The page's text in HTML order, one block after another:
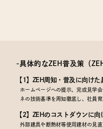
-具体的なZEH普及策 （
【1】ZEH周知・普及に向けた
ホームページへの提示、完成見学
ネの技術基準を周知徹底し、社員
【2】ZEHのコストダウンに向
外部建具や断熱材等使用建材の見